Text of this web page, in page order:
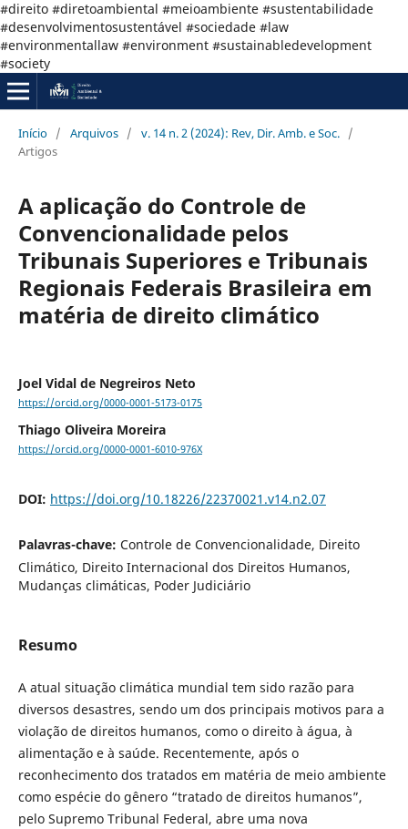
#direito #diretoambiental #meioambiente #sustentabilidade
#desenvolvimentosustentável #sociedade #law
#environmentallaw #environment #sustainabledevelopment
#society
Início / Arquivos / v. 14 n. 2 (2024): Rev, Dir. Amb. e Soc. /
Artigos
A aplicação do Controle de
Convencionalidade pelos
Tribunais Superiores e Tribunais
Regionais Federais Brasileira em
matéria de direito climático
Joel Vidal de Negreiros Neto
https://orcid.org/0000-0001-5173-0175
Thiago Oliveira Moreira
https://orcid.org/0000-0001-6010-976X
DOI: https://doi.org/10.18226/22370021.v14.n2.07
Palavras-chave: Controle de Convencionalidade, Direito
Climático, Direito Internacional dos Direitos Humanos,
Mudanças climáticas, Poder Judiciário
Resumo
A atual situação climática mundial tem sido razão para
diversos desastres, sendo um dos principais motivos para a
violação de direitos humanos, como o direito à água, à
alimentação e à saúde. Recentemente, após o
reconhecimento dos tratados em matéria de meio ambiente
como espécie do gênero “tratado de direitos humanos”,
pelo Supremo Tribunal Federal, abre uma nova